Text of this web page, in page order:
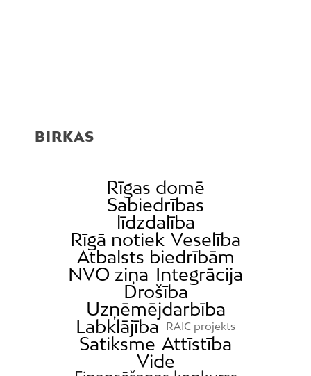
BIRKAS
Rīgas domē
Sabiedrības
līdzdalība
Rīgā notiek Veselība
Atbalsts biedrībām
NVO ziņa Integrācija
Drošība
Uzņēmējdarbība
Labklājība RAIC projekts
Satiksme Attīstība
Vide